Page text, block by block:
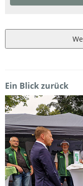
Ein Blick zurück